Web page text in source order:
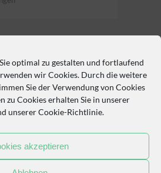
optimal zu gestalten und fortlaufend
wir Cookies. Durch die weitere
Sie der Verwendung von Cookies
zu Cookies erhalten Sie in unserer
unsererCookie-Richtlinie.
akzeptieren
27, 04103 Leipzig